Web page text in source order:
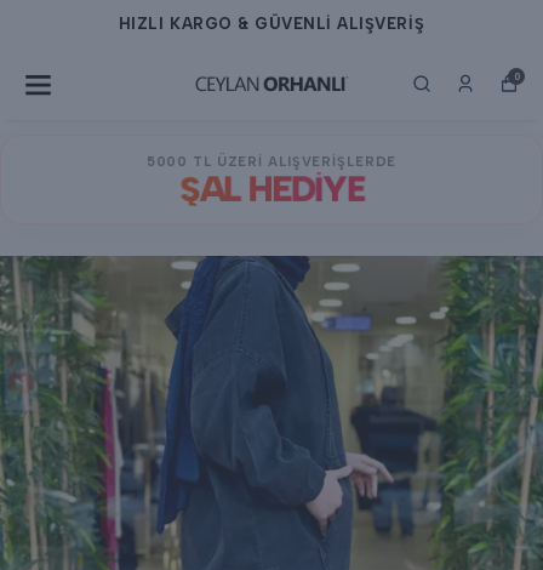
HIZLI KARGO & GÜVENLİ ALIŞVERİŞ
0
5000 TL ÜZERİ ALIŞVERİŞLERDE
ŞAL HEDİYE